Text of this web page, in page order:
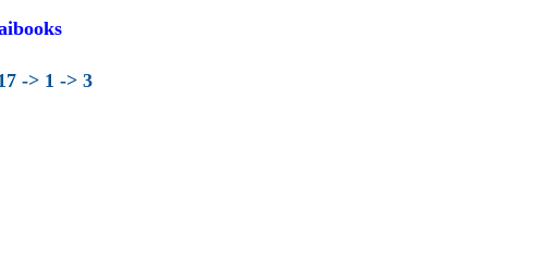
-> 1 -> 3